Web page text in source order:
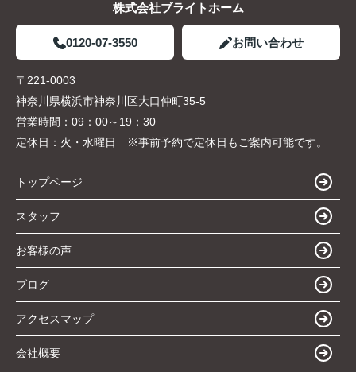
株式会社ブライトホーム
0120-07-3550 お問い合わせ
〒221-0003
神奈川県横浜市神奈川区大口仲町35-5
営業時間： 09：00～19：30
定休日： 火・水曜日 ※事前予約で定休日もご案内可能です。
トップページ
スタッフ
お客様の声
ブログ
アクセスマップ
会社概要